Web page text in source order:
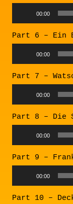
Audio
Player
00:00
Part 6 – Ein
Audio
Player
00:00
Part 7 –
Audio
Player
00:00
Part 8 – Die
Audio
Player
00:00
Part 9 –
Audio
Player
00:00
Part 10 –